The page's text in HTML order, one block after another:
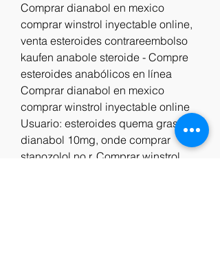
Comprar dianabol en mexico
comprar winstrol inyectable online,
venta esteroides contrareembolso
kaufen anabole steroide - Compre
esteroides anabólicos en línea
Comprar dianabol en mexico
comprar winstrol inyectable online
Usuario: esteroides quema grasa
dianabol 10mg, onde comprar
stanozolol no r. Comprar winstrol